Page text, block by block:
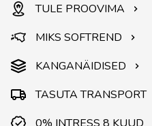
TULE PROOVIMA
MIKS SOFTREND
KANGANÄIDISED
TASUTA TRANSPORT